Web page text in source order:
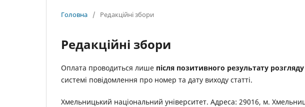
Головна / Редакційні збори
Редакційні збори
Оплата проводиться лише після позитивного результату розгляду
системі повідомлення про номер та дату виходу статті.
Хмельницький національний університет. Адреса: 29016, м.